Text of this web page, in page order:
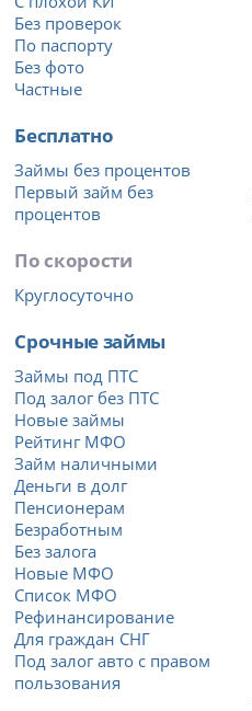
Без проверок
По паспорту
Без фото
Частные
Бесплатно
Займы без процентов
Первый займ без
процентов
По скорости
Круглосуточно
Срочные займы
Займы под ПТС
Под залог без ПТС
Новые займы
Рейтинг МФО
Займ наличными
Деньги в долг
Пенсионерам
Безработным
Без залога
Новые МФО
Список МФО
Рефинансирование
Для граждан СНГ
Под залог авто с правом
пользования